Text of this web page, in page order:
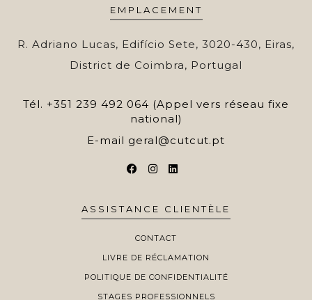
EMPLACEMENT
R. Adriano Lucas, Edifício Sete, 3020-430, Eiras,
District de Coimbra, Portugal
Tél. +351 239 492 064 (Appel vers réseau fixe
national)
E-mail geral@cutcut.pt
ASSISTANCE CLIENTÈLE
CONTACT
LIVRE DE RÉCLAMATION
POLITIQUE DE CONFIDENTIALITÉ
STAGES PROFESSIONNELS